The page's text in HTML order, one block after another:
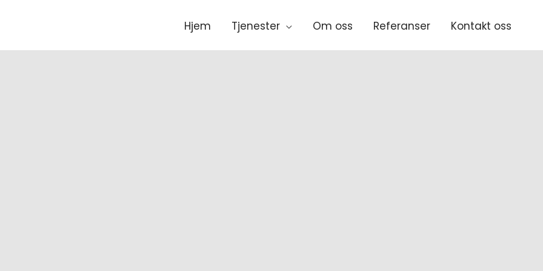
Hjem Tjenester Om oss Referanser Kontakt oss